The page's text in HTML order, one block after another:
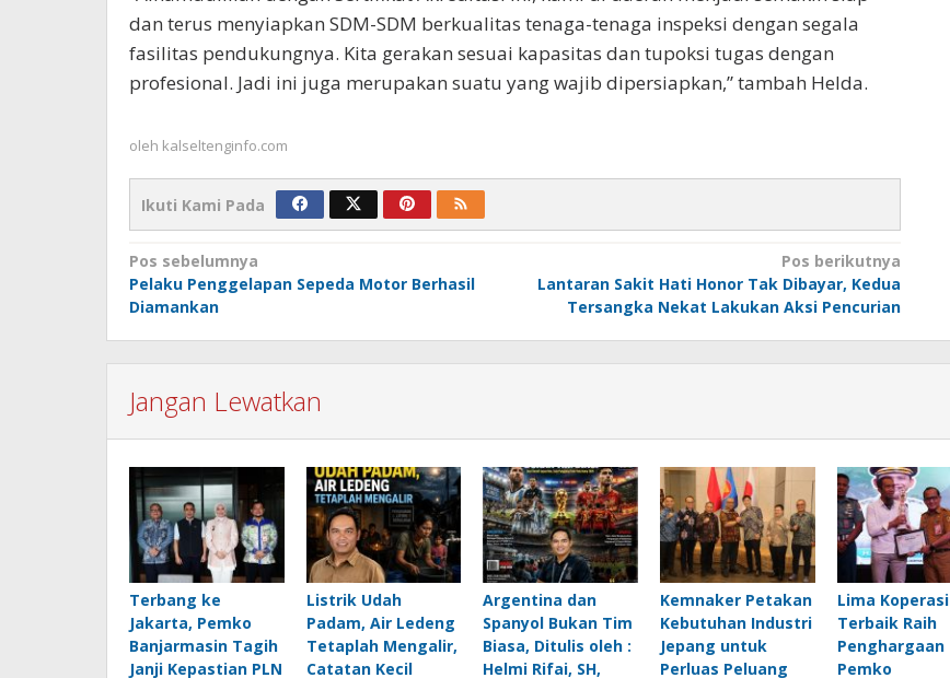
dan terus menyiapkan SDM-SDM berkualitas tenaga-tenaga inspeksi dengan segala
fasilitas pendukungnya. Kita gerakan sesuai kapasitas dan tupoksi tugas dengan
profesional. Jadi ini juga merupakan suatu yang wajib dipersiapkan,” tambah Helda.
oleh kalseltenginfo.com
Ikuti Kami Pada
Navigasi
pos
Pos sebelumnya
Pelaku Penggelapan Sepeda Motor Berhasil
Diamankan
Pos berikutnya
Lantaran Sakit Hati Honor Tak Dibayar, Kedua
Tersangka Nekat Lakukan Aksi Pencurian
Jangan Lewatkan
Terbang ke
Jakarta, Pemko
Banjarmasin Tagih
Janji Kepastian PLN
Listrik Udah
Padam, Air Ledeng
Tetaplah Mengalir,
Catatan Kecil
Argentina dan
Spanyol Bukan Tim
Biasa, Ditulis oleh :
Helmi Rifai, SH,
Kemnaker Petakan
Kebutuhan Industri
Jepang untuk
Perluas Peluang
Lima Koperasi
Terbaik Raih
Penghargaan
Pemko